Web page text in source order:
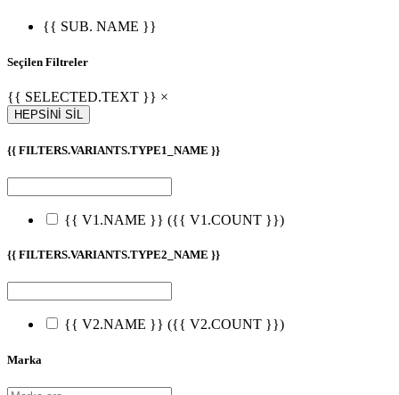
{{ SUB. NAME }}
Seçilen Filtreler
{{ SELECTED.TEXT }} ×
HEPSİNİ SİL
{{ FILTERS.VARIANTS.TYPE1_NAME }}
{{ V1.NAME }} ({{ V1.COUNT }})
{{ FILTERS.VARIANTS.TYPE2_NAME }}
{{ V2.NAME }} ({{ V2.COUNT }})
Marka